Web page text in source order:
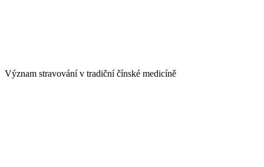
Význam stravování v tradiční čínské medicíně